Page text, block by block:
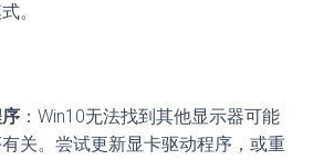
。
：Win10无法找到其他显示器可能
关。尝试更新显卡驱动程序，或重